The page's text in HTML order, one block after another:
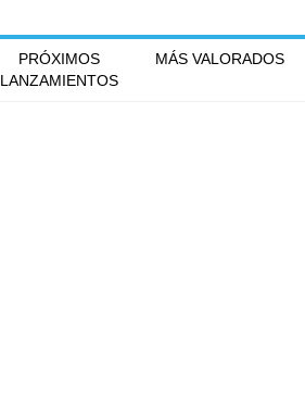
PRÓXIMOS
LANZAMIENTOS
MÁS VALORADOS